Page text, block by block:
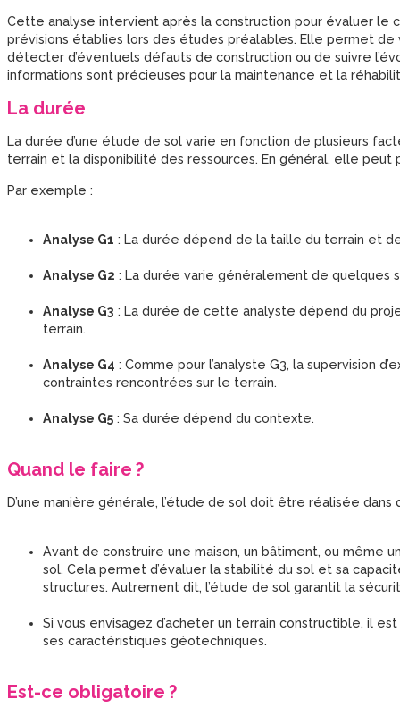
Cette analyse intervient après la construction pour évaluer le
prévisions établies lors des études préalables. Elle permet
détecter d’éventuels défauts de construction ou de suivre
informations sont précieuses pour la maintenance et la
La durée
La durée d’une étude de sol varie en fonction de plusieurs
terrain et la disponibilité des ressources. En général, elle peut
Par exemple :
Analyse G1 : La durée dépend de la taille du terrain et
Analyse G2 : La durée varie généralement de quelques
Analyse G3 : La durée de cette analyste dépend du
terrain.
Analyse G4 : Comme pour l’analyste G3, la supervision
contraintes rencontrées sur le terrain.
Analyse G5 : Sa durée dépend du contexte.
Quand le faire ?
D’une manière générale, l’étude de sol doit être réalisée
Avant de construire une maison, un bâtiment, ou même
sol. Cela permet d’évaluer la stabilité du sol et sa
structures. Autrement dit, l’étude de sol garantit la
Si vous envisagez d’acheter un terrain constructible, il
ses caractéristiques géotechniques.
Est-ce obligatoire ?